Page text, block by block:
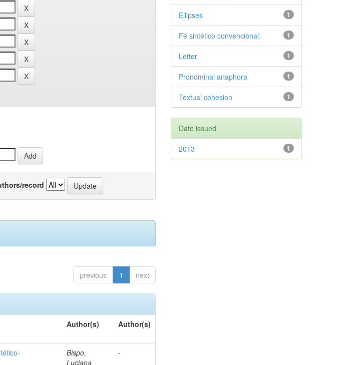
record
previous 1 next
Author(s) Author(s)
Bispo,
Luciana
-
1
Ellipses
1
Fé sintético convencional.
1
Letter
1
Pronominal anaphora
1
Textual cohesion
Date issued
1
2013